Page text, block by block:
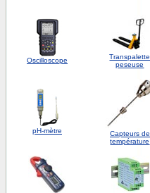
Oscilloscope
Transpalette
peseuse
pH-mètre
Capteurs de
température